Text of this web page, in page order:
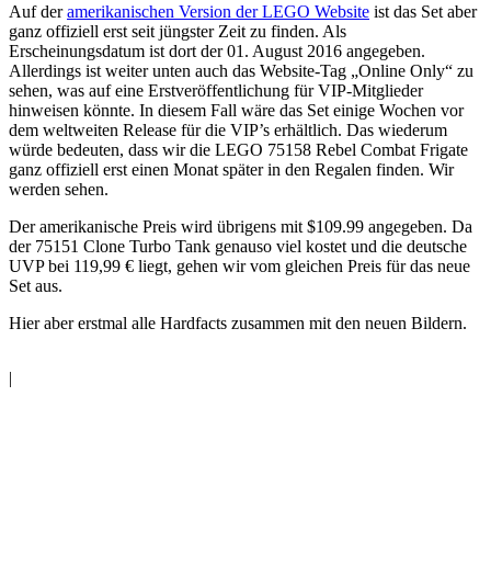
Auf deramerikanischen Version der LEGO Website ist das Set aber
ganz offiziell erst seit jüngster Zeit zu finden. Als
Erscheinungsdatum ist dort der 01. August 2016 angegeben.
Allerdings ist weiter unten auch das Website-Tag „Online Only“ zu
sehen, was auf eine Erstveröffentlichung für VIP-Mitglieder
hinweisen könnte. In diesem Fall wäre das Set einige Wochen vor
dem weltweiten Release für die VIP’s erhältlich. Das wiederum
würde bedeuten, dass wir die LEGO 75158 Rebel Combat Frigate
ganz offiziell erst einen Monat später in den Regalen finden. Wir
werden sehen.
Der amerikanische Preis wird übrigens mit $109.99 angegeben. Da
der 75151 Clone Turbo Tank genauso viel kostet und die deutsche
UVP bei 119,99 € liegt, gehen wir vom gleichen Preis für das neue
Set aus.
Hier aber erstmal alle Hardfacts zusammen mit den neuen Bildern.
|